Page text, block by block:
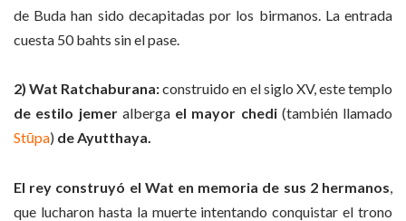
de Buda han sido decapitadas por los birmanos. La entrada
cuesta 50 bahts sin el pase.
2) Wat Ratchaburana:construido en el siglo XV, este templo
de estilo jemeralberga el mayor chedi (también llamado
Stūpa) de Ayutthaya.
El rey construyó el Wat en memoria de sus 2 hermanos
que lucharon hasta la muerte intentando conquistar el trono